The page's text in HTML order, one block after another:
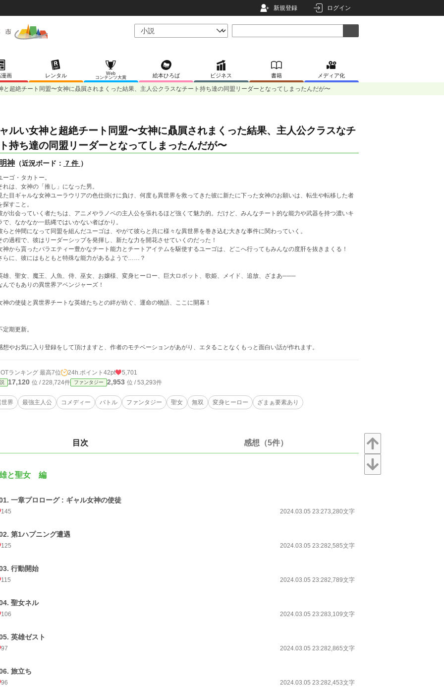
新規登録 ログイン
画 レンタル
Web
コンテンツ大賞
絵本ひろば ビジネス 書籍 メディア化
と超絶チート同盟〜女神に贔屓されまくった結果、主人公クラスなチート持ち達の同盟リーダーとなってしまったんだが〜
ルい女神と超絶チート同盟〜女神に贔屓されまくった結果、主人公クラスなチ
持ち達の同盟リーダーとなってしまったんだが〜
神 （近況ボード： 7 件 ）
ゴ・タカトー。
は、女神の「推し」になった男。
目ギャルな女神ユーラウリアの色仕掛けに負け、何度も異世界を救ってきた彼に新たに下った女神のお願いは、転生や転移した者
探すこと。
出会っていく者たちは、アニメやラノベの主人公を張れるほど強くて魅力的。だけど、みんなチート的な能力や武器を持つ濃いキ
で、なかなか一筋縄ではいかない者ばかり。
と仲間になって同盟を組んだユーゴは、やがて彼らと共に様々な異世界を巻き込む大きな事件に関わっていく。
過程で、彼はリーダーシップを発揮し、新たな力を開花させていくのだった！
から貰ったバラエティー豊かなチート能力とチートアイテムを駆使するユーゴは、どこへ行ってもみんなの度肝を抜きまくる！
に、彼にはもともと特殊な能力があるようで……？
、聖女、魔王、人魚、侍、巫女、お嬢様、変身ヒーロー、巨大ロボット、歌姫、メイド、追放、ざまあ───
でもありの異世界アベンジャーズ！
の使徒と異世界チートな英雄たちとの絆が紡ぐ、運命の物語、ここに開幕！
期更新。
やお気に入り登録をして頂けますと、作者のモチベーションがあがり、エタることなくもっと面白い話が作れます。
ランキング 最高7位 24h.ポイント 42pt 5,701
17,120 位 / 228,724件 ファンタジー 2,953 位 / 53,293件
世界 最強主人公 コメディー バトル ファンタジー 聖女 無双 変身ヒーロー ざまぁ要素あり
目次 感想（5件）
と聖女 編
一章プロローグ : ギャル女神の使徒
145 2024.03.05 23:273,280文字
第1ハプニング遭遇
125 2024.03.05 23:282,585文字
行動開始
115 2024.03.05 23:282,789文字
聖女ネル
106 2024.03.05 23:283,109文字
英雄ゼスト
97 2024.03.05 23:282,865文字
旅立ち
96 2024.03.05 23:282,453文字